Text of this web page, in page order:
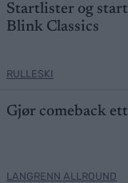
Startlister og
Blink Classics
RULLESKI
Gjør comeback
LANGRENN ALLROUND